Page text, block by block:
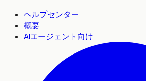
ヘルプセンター
概要
AIエージェント向け